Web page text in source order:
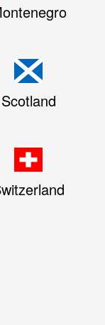
Montenegro
Scotland
Switzerland